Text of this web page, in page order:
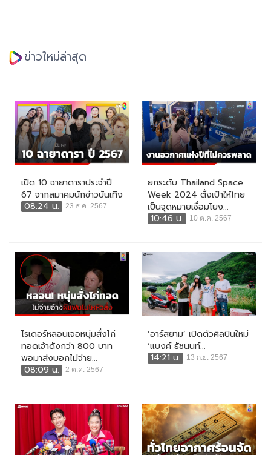
ข่าวใหม่ล่าสุด
เปิด 10 ฉายาดาราประจำปี
67 จากสมาคมนักข่าวบันเทิง
08:24 น.
23 ธ.ค. 2567
ยกระดับ Thailand Space
Week 2024 ตั้งเป้าให้ไทย
เป็นจุดหมายเชื่อมโยง...
10:46 น.
10 ต.ค. 2567
ไรเดอร์หลอนเจอหนุ่มสั่งไก่
ทอดเจ้าดังกว่า 800 บาท
พอมาส่งบอกไม่จ่าย...
08:09 น.
2 ต.ค. 2567
‘อาร์สยาม’ เปิดตัวศิลปินใหม่
‘แบงค์ ธัชนนท์...
14:21 น.
13 ก.ย. 2567